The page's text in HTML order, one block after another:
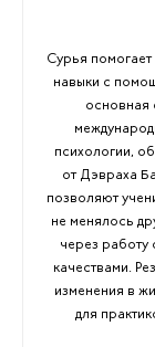
Сурья помогает
навыки с
основная
психологии,
от Дэвраха
позволяют
не менялось
через работу
качествами.
изменения в
для